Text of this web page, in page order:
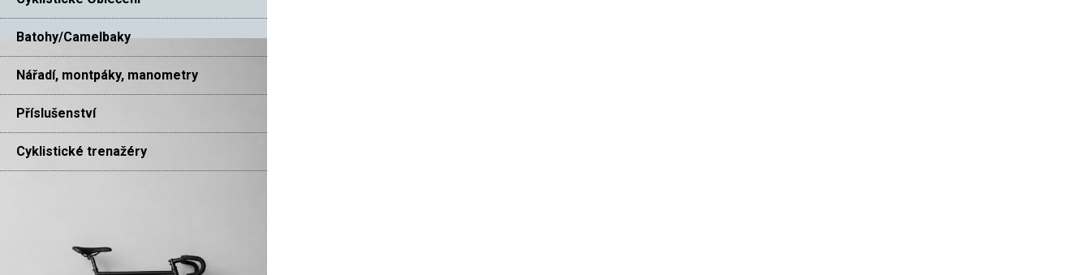
Batohy/Camelbaky
Nářadí, montpáky, manometry
Příslušenství
Cyklistické trenažéry